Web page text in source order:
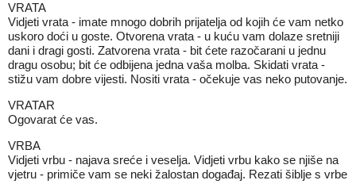
VRATA
Vidjeti vrata - imate mnogo dobrih prijatelja od kojih će vam netko
uskoro doći u goste. Otvorena vrata - u kuću vam dolaze sretniji
dani i dragi gosti. Zatvorena vrata - bit ćete razočarani u jednu
dragu osobu; bit će odbijena jedna vaša molba. Skidati vrata -
stižu vam dobre vijesti. Nositi vrata - očekuje vas neko putovanje.
VRATAR
Ogovarat će vas.
VRBA
Vidjeti vrbu - najava sreće i veselja. Vidjeti vrbu kako se njiše na
vjetru - primiče vam se neki žalostan događaj. Rezati šiblje s vrbe